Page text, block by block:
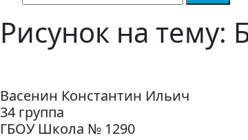
Рисунок на тему:
Васенин Константин Ильич
34 группа
ГБОУ Школа № 1290